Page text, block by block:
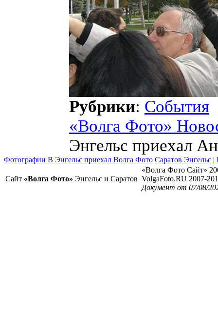
Рубрики: События
«Волга Фото»
Энгельс приехал
Фотографии В Энгельс приехал Волга Фото Саратов Энгельс |
Сайт «Волга Фото» Энгельс и Саратов
«Волга Фото Сайт»
VolgaFoto.RU 2007-
Документ от 07/08/